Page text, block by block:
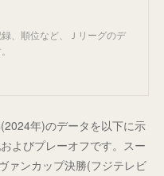
、順位など、Ｊリーグのデ
年)のデータを以下に示
よびプレーオフです。スー
ァンカップ決勝(フジテレビ